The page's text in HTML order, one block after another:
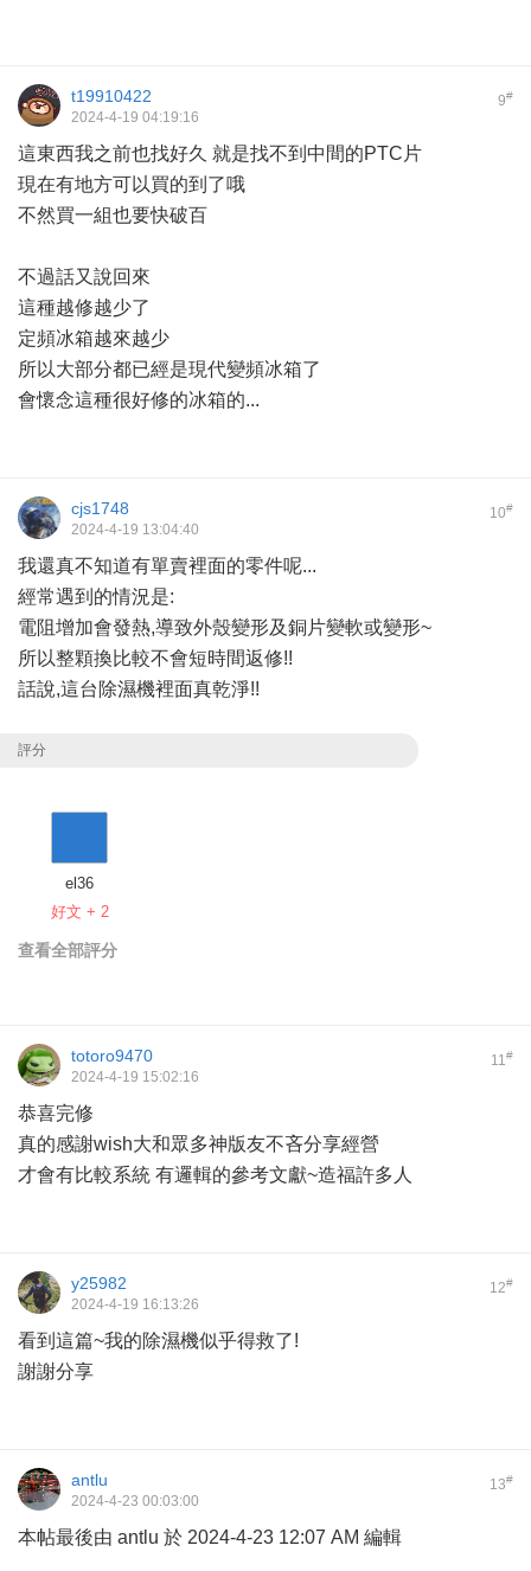
9#
t19910422
2024-4-19 04:19:16
這東西我之前也找好久 就是找不到中間的PTC片
現在有地方可以買的到了哦
不然買一組也要快破百
不過話又說回來
這種越修越少了
定頻冰箱越來越少
所以大部分都已經是現代變頻冰箱了
會懷念這種很好修的冰箱的...
10#
cjs1748
2024-4-19 13:04:40
我還真不知道有單賣裡面的零件呢...
經常遇到的情況是:
電阻增加會發熱,導致外殼變形及銅片變軟或變形~
所以整顆換比較不會短時間返修!!
話說,這台除濕機裡面真乾淨!!
評分
el36
好文 + 2
查看全部評分
11#
totoro9470
2024-4-19 15:02:16
恭喜完修
真的感謝wish大和眾多神版友不吝分享經營
才會有比較系統 有邏輯的參考文獻~造福許多人
12#
y25982
2024-4-19 16:13:26
看到這篇~我的除濕機似乎得救了!
謝謝分享
13#
antlu
2024-4-23 00:03:00
本帖最後由 antlu 於 2024-4-23 12:07 AM 編輯